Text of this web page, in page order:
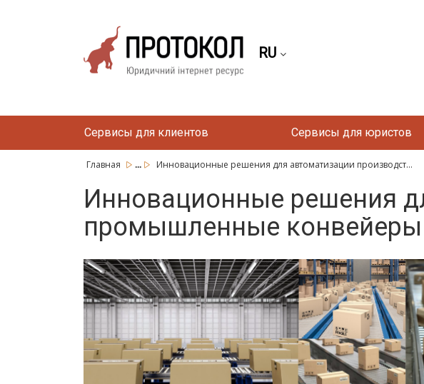
RU
Сервисы для клиентов Сервисы для юристов
Главная ... Инновационные решения для автоматизации производст...
Инновационные решения
промышленные конвейеры